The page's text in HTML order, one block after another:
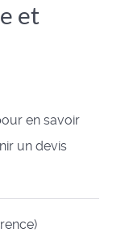
et
en savoir
un devis